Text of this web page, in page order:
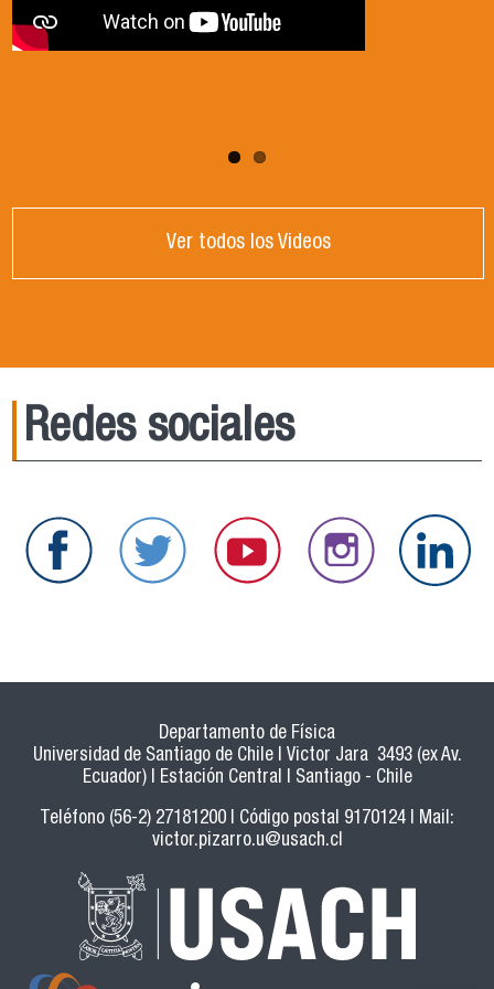
Ver todos los Videos
Redes sociales
Departamento de Física
Universidad de Santiago de Chile | Victor Jara 3493 (ex Av.
Ecuador) | Estación Central | Santiago - Chile
Teléfono (56-2) 27181200 | Código postal 9170124 | Mail:
victor.pizarro.u@usach.cl